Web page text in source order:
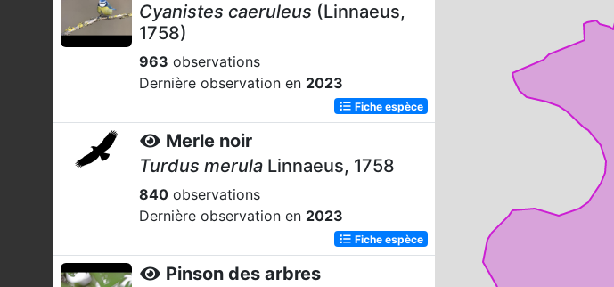
Cyanistes caeruleus (Linnaeus,
1758)
963 observations
Dernière observation en 2023
Fiche espèce
Merle noir
Turdus merula Linnaeus, 1758
840 observations
Dernière observation en 2023
Fiche espèce
Pinson des arbres